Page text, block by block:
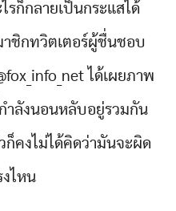
รก็กลายเป็นกระแสได้
าชิกทวิตเตอร์ผู้ชื่นชอบ
ได้เผยภาพ
ำลังนอนหลับอยู่รวมกัน
คงไม่ได้คิดว่ามันจะผิด
ไหน